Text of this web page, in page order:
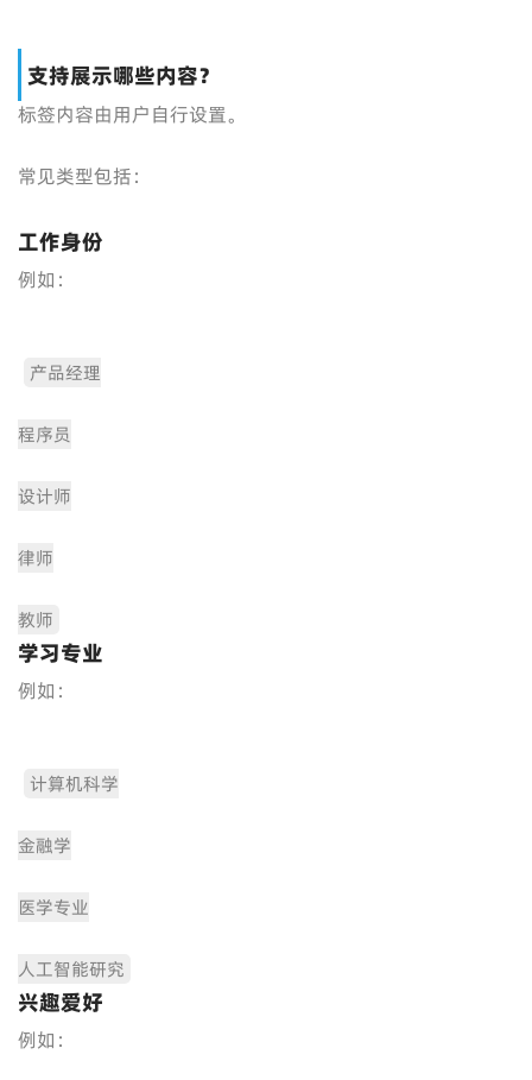
支持展示哪些内容？
标签内容由用户自行设置。
常见类型包括：
工作身份
例如：
产品经理
程序员
设计师
律师
教师
学习专业
例如：
计算机科学
金融学
医学专业
人工智能研究
兴趣爱好
例如：